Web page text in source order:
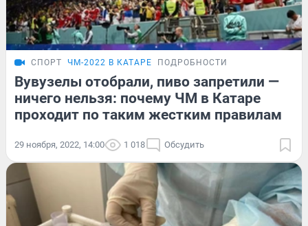
СПОРТ ЧМ-2022 В КАТАРЕ ПОДРОБНОСТИ
Вувузелы отобрали, пиво запретили —
ничего нельзя: почему ЧМ в Катаре
проходит по таким жестким правилам
29 ноября, 2022, 14:00 1 018 Обсудить